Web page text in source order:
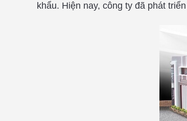
khẩu. Hiện nay, công ty đã phát